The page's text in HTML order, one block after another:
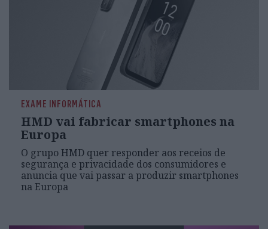
EXAME INFORMÁTICA
HMD vai fabricar smartphones na
Europa
O grupo HMD quer responder aos receios de
segurança e privacidade dos consumidores e
anuncia que vai passar a produzir smartphones
na Europa